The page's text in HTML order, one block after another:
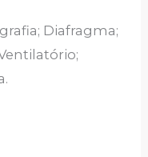
Diafragma;